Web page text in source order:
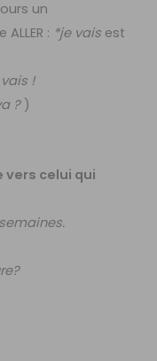
un
: *je vais est
!
?)
vers celui qui